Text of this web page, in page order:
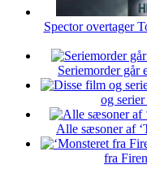
Spector overtager
Seriemorder går
og
Alle sæsoner af
fra